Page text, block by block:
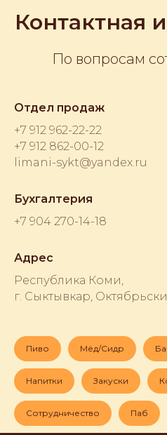
Контактная
По вопросам
Отдел продаж
+7 912 962-22-22
+7 912 862-00-12
limani-sykt@yandex.ru
Бухгалтерия
+7 904 270-14-18
Адрес
Республика Коми,
г. Сыктывкар,
Пиво Мёд/Сидр
Напитки Закуски
Сотрудничество Паб